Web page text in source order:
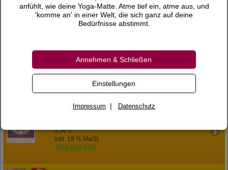
inkl. 19 % MwSt.
Postkarte "Durga-Yantra"
inkl. 19 % MwSt.
1,30 €
inkl. 19 % MwSt.
anfühlt, wie deine Yoga-Matte. Atme tief ein, atme aus, und
'komme an' in einer Welt, die sich ganz auf deine
Bedürfnisse abstimmt.
Annehmen & Schließen
Einstellungen
Impressum | Datenschutz